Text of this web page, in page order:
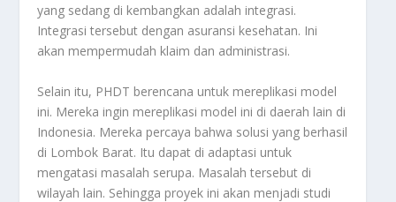
yang sedang di kembangkan adalah integrasi.
Integrasi tersebut dengan asuransi kesehatan. Ini
akan mempermudah klaim dan administrasi.
Selain itu, PHDT berencana untuk mereplikasi model
ini. Mereka ingin mereplikasi model ini di daerah lain di
Indonesia. Mereka percaya bahwa solusi yang berhasil
di Lombok Barat. Itu dapat di adaptasi untuk
mengatasi masalah serupa. Masalah tersebut di
wilayah lain. Sehingga proyek ini akan menjadi studi